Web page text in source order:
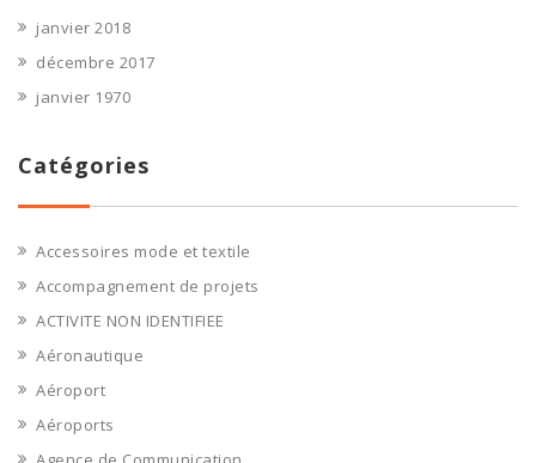
janvier 2018
décembre 2017
janvier 1970
Catégories
Accessoires mode et textile
Accompagnement de projets
ACTIVITE NON IDENTIFIEE
Aéronautique
Aéroport
Aéroports